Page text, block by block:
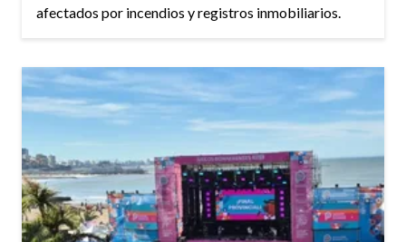
afectados por incendios y registros inmobiliarios.